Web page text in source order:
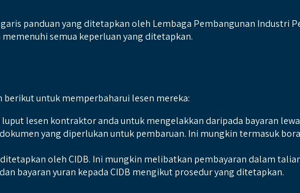
panduan yang ditetapkan oleh Lembaga Pembangunan Industri
semua keperluan yang ditetapkan.
untuk memperbaharui lesen mereka:
lesen kontraktor anda untuk mengelakkan daripada bayaran
yang diperlukan untuk pembaruan. Ini mungkin termasuk
oleh CIDB. Ini mungkin melibatkan pembayaran dalam
bayaran yuran kepada CIDB mengikut prosedur yang ditetapkan.